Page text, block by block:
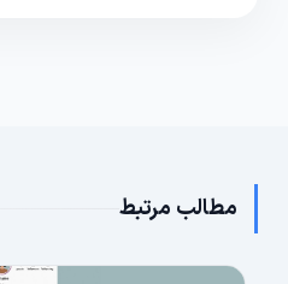
مطالب مرتبط